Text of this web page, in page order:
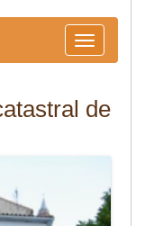
Toggle
navigation
de